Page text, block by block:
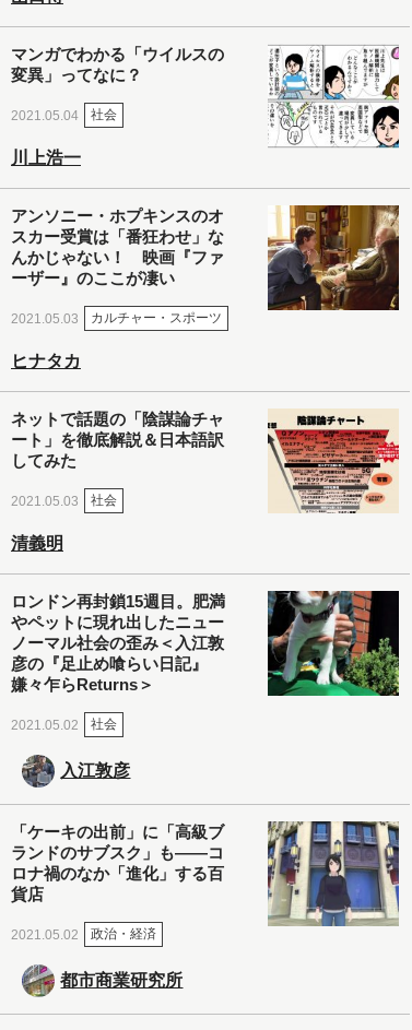
マンガでわかる「ウイルスの
変異」ってなに？
2021.05.04 社会
川上浩一
アンソニー・ホプキンスのオ
スカー受賞は「番狂わせ」な
んかじゃない！ 映画『ファ
ーザー』のここが凄い
2021.05.03 カルチャー・スポーツ
ヒナタカ
ネットで話題の「陰謀論チャ
ート」を徹底解説＆日本語訳
してみた
2021.05.03 社会
清義明
ロンドン再封鎖15週目。肥満
やペットに現れ出したニュー
ノーマル社会の歪み＜入江敦
彦の『足止め喰らい日記』
嫌々乍らReturns＞
2021.05.02 社会
入江敦彦
「ケーキの出前」に「高級ブ
ランドのサブスク」も――コ
ロナ禍のなか「進化」する百
貨店
2021.05.02 政治・経済
都市商業研究所